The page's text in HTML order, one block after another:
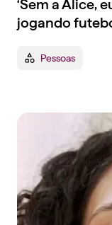
‘Sem a Alice,
jogando
Pessoas